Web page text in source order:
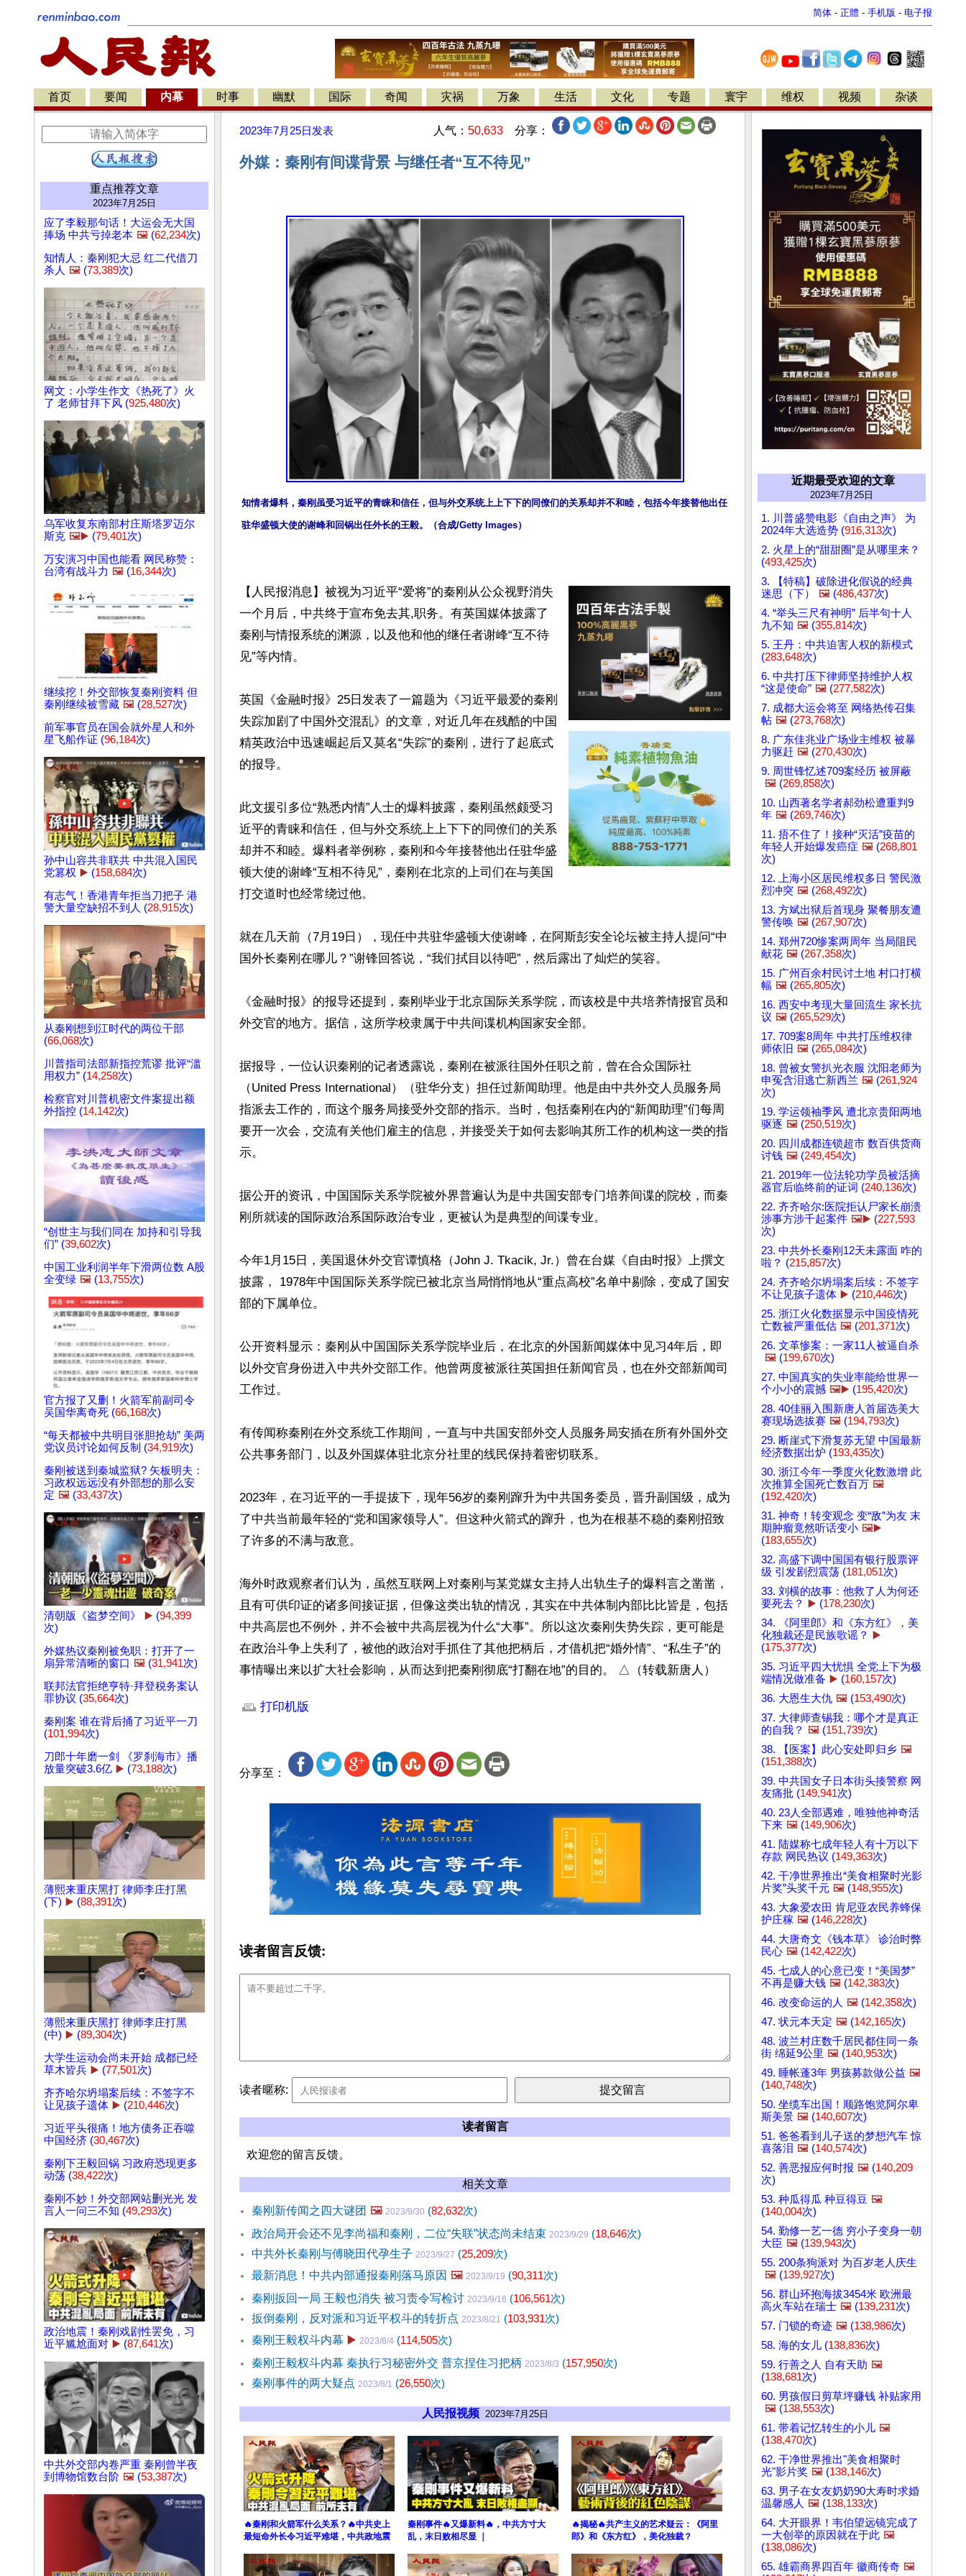
简体 - 正體 - 手机版 - 电子报
首页 要闻 内幕 时事 幽默 国际 奇闻 灾祸 万象 生活 文化 专题 寰宇 维权 视频 杂谈
重点推荐文章
2023年7月25日
应了李毅那句话！大运会无大国
捧场 中共亏掉老本 🖼️ (62,234次)
知情人：秦刚犯大忌 红二代借刀
杀人 🖼️ (73,389次)
网文：小学生作文《热死了》火
了 老师甘拜下风 (925,480次)
乌军收复东南部村庄斯塔罗迈尔
斯克 🖼️▶️ (79,401次)
万安演习中国也能看 网民称赞：
台湾有战斗力 🖼️ (16,344次)
继续挖！外交部恢复秦刚资料 但
秦刚继续被雪藏 🖼️ (28,527次)
前军事官员在国会就外星人和外
星飞船作证 (96,184次)
孙中山容共非联共 中共混入国民
党篡权 ▶️ (158,684次)
有志气！香港青年拒当刀把子 港
警大量空缺招不到人 (28,915次)
从秦刚想到江时代的两位干部
(66,068次)
川普指司法部新指控荒谬 批评“滥
用权力” (14,258次)
检察官对川普机密文件案提出额
外指控 (14,142次)
“创世主与我们同在 加持和引导我
们” (39,602次)
中国工业利润半年下滑两位数 A股
全变绿 🖼️ (13,755次)
官方报了又删！火箭军前副司令
吴国华离奇死 (66,168次)
“每天都被中共明目张胆抢劫” 美两
党议员讨论如何反制 (34,919次)
秦刚被送到秦城监狱? 矢板明夫：
习政权远远没有外部想的那么安
定 🖼️ (33,437次)
清朝版《盗梦空间》 ▶️ (94,399
次)
外媒热议秦刚被免职：打开了一
扇异常清晰的窗口 🖼️ (31,941次)
联邦法官拒绝亨特·拜登税务案认
罪协议 (35,664次)
秦刚案 谁在背后捅了习近平一刀
(101,994次)
刀郎十年磨一剑 《罗刹海市》播
放量突破3.6亿 ▶️ (73,188次)
薄熙来重庆黑打 律师李庄打黑
(下) ▶️ (88,391次)
薄熙来重庆黑打 律师李庄打黑
(中) ▶️ (89,304次)
大学生运动会尚未开始 成都已经
草木皆兵 ▶️ (77,501次)
齐齐哈尔坍塌案后续：不签字不
让见孩子遗体 ▶️ (210,446次)
习近平头很痛！地方债务正吞噬
中国经济 (30,467次)
秦刚下王毅回锅 习政府恐现更多
动荡 (38,422次)
秦刚不妙！外交部网站删光光 发
言人一问三不知 (49,293次)
政治地震！秦刚戏剧性罢免，习
近平尴尬面对 ▶️ (87,641次)
中共外交部内卷严重 秦刚曾半夜
到博物馆数台阶 🖼️ (53,387次)
2023年7月25日 发表 人气： 50,633 分享：
外媒：秦刚有间谍背景 与继任者“互不待见”
知情者爆料，秦刚虽受习近平的青睐和信任，但与外交系统上上下下的同僚们的关系却并不和睦，包括今年接替他出任
驻华盛顿大使的谢峰和回锅出任外长的王毅。（合成/Getty Images）
【人民报消息】被视为习近平“爱将”的秦刚从公众视野消失
一个月后，中共终于宣布免去其,职务。有英国媒体披露了
秦刚与情报系统的渊源，以及他和他的继任者谢峰“互不待
见”等内情。
英国《金融时报》25日发表了一篇题为《习近平最爱的秦刚
失踪加剧了中国外交混乱》的文章，对近几年在残酷的中国
精英政治中迅速崛起后又莫名“失踪”的秦刚，进行了起底式
的报导。
此文援引多位“熟悉内情”人士的爆料披露，秦刚虽然颇受习
近平的青睐和信任，但与外交系统上上下下的同僚们的关系
却并不和睦。爆料者举例称，秦刚和今年接替他出任驻华盛
顿大使的谢峰“互相不待见”，秦刚在北京的上司们在与美国
打交道时也经常绕过他。
就在几天前（7月19日），现任中共驻华盛顿大使谢峰，在阿斯彭安全论坛被主持人提问“中
国外长秦刚在哪儿？”谢锋回答说，“我们拭目以待吧”，然后露出了灿烂的笑容。
《金融时报》的报导还提到，秦刚毕业于北京国际关系学院，而该校是中共培养情报官员和
外交官的地方。据信，这所学校隶属于中共间谍机构国家安全部。
据报导，一位认识秦刚的记者透露说，秦刚在被派往国外任职之前，曾在合众国际社
（United Press International）（驻华分支）担任过新闻助理。他是由中共外交人员服务局
指派去工作的，而这个服务局接受外交部的指示。当时，包括秦刚在内的“新闻助理”们每周
要开一次会，交流有关他们雇主的信息，并接受关于如何去影响其所工作的机构这一类的指
示。
据公开的资讯，中国国际关系学院被外界普遍认为是中共国安部专门培养间谍的院校，而秦
刚所就读的国际政治系国际政治专业，更被认为是典型的间谍专业。
今年1月15日，美国退休外交官谭慎格（John J. Tkacik, Jr.）曾在台媒《自由时报》上撰文
披露， 1978年中国国际关系学院已被北京当局悄悄地从“重点高校”名单中剔除，变成了国安
部的下属单位。
公开资料显示：秦刚从中国国际关系学院毕业后，在北京的外国新闻媒体中见习4年后，即
以外交官身份进入中共外交部工作。他曾两度被派往英国担任新闻官员，也在外交部新闻司
工作过。
有传闻称秦刚在外交系统工作期间，一直与中共国安部外交人员服务局安插在所有外国外交
公共事务部门，以及外国媒体驻北京分社里的线民保持着密切联系。
2023年，在习近平的一手提拔下，现年56岁的秦刚蹿升为中共国务委员，晋升副国级，成为
了中共当前最年轻的“党和国家领导人”。但这种火箭式的蹿升，也为在根基不稳的秦刚招致
了许多的不满与敌意。
海外时政观察者们认为，虽然互联网上对秦刚与某党媒女主持人出轨生子的爆料言之凿凿，
且有可供印证的诸多间接证据，但像这类出轨的情况，其实在中共体制内部比比皆是，包括
中共高层也不例外，并不会被中共高层视为什么“大事”。所以这次秦刚失势失踪，更可能是
在政治斗争上失利了，被他的政治对手抓住了其他把柄后，才借机把“婚外情”、“私生子”的
事情曝出来以扩大社会影响，从而达到把秦刚彻底“打翻在地”的目的。 △（转载新唐人）
打印机版
分享至：
读者留言反馈:
读者暱称:
读者留言
欢迎您的留言反馈。
相关文章
秦刚新传闻之四大谜团 🖼️ 2023/9/30 (82,632次)
政治局开会还不见李尚福和秦刚，二位“失联”状态尚未结束 2023/9/29 (18,646次)
中共外长秦刚与傅晓田代孕生子 2023/9/27 (25,209次)
最新消息！中共内部通报秦刚落马原因 🖼️ 2023/9/19 (90,311次)
秦刚扳回一局 王毅也消失 被习责令写检讨 2023/9/16 (106,561次)
扳倒秦刚，反对派和习近平权斗的转折点 2023/8/21 (103,931次)
秦刚王毅权斗内幕 ▶️ 2023/8/4 (114,505次)
秦刚王毅权斗内幕 秦执行习秘密外交 普京捏住习把柄 2023/8/3 (157,950次)
秦刚事件的两大疑点 2023/8/1 (26,550次)
人民报视频 2023年7月25日
🔥秦刚和火箭军什么关系？🔥中共史上
最短命外长令习近平难堪，中共政地震
秦刚事件🔥又爆新料🔥，中共方寸大
乱，末日败相尽显 ｜
🔥揭秘🔥共产主义的艺术疑云：《阿里
郎》和《东方红》，美化独裁？
近期最受欢迎的文章
2023年7月25日
1. 川普盛赞电影《自由之声》 为
2024年大选造势 (916,313次)
2. 火星上的“甜甜圈”是从哪里来？
(493,425次)
3. 【特稿】破除进化假说的经典
迷思（下）
🖼️ (486,437次)
4. “举头三尺有神明” 后半句十人
九不知 🖼️ (355,814次)
5. 王丹：中共迫害人权的新模式
(283,648次)
6. 中共打压下律师坚持维护人权
“这是使命” 🖼️ (277,582次)
7. 成都大运会将至 网络热传召集
帖 🖼️ (273,768次)
8. 广东佳兆业广场业主维权 被暴
力驱赶 🖼️ (270,430次)
9. 周世锋忆述709案经历 被屏蔽
🖼️ (269,858次)
10. 山西著名学者郝劲松遭重判9
年 🖼️ (269,746次)
11. 捂不住了！接种“灭活”疫苗的
年轻人开始爆发癌症 🖼️ (268,801
次)
12. 上海小区居民维权多日 警民激
烈冲突 🖼️ (268,492次)
13. 方斌出狱后首现身 聚餐朋友遭
警传唤 🖼️ (267,907次)
14. 郑州720惨案两周年 当局阻民
献花 🖼️ (267,358次)
15. 广州百余村民讨土地 村口打横
幅 🖼️ (265,805次)
16. 西安中考现大量回流生 家长抗
议 🖼️ (265,529次)
17. 709案8周年 中共打压维权律
师依旧 🖼️ (265,084次)
18. 曾被女警扒光衣服 沈阳老师为
申冤含泪逃亡新西兰 🖼️ (261,924
次)
19. 学运领袖季风 遭北京贵阳两地
驱逐 🖼️ (250,519次)
20. 四川成都连锁超市 数百供货商
讨钱 🖼️ (249,454次)
21. 2019年一位法轮功学员被活摘
器官后临终前的证词 (240,136次)
22. 齐齐哈尔:医院拒认尸家长崩溃
涉事方涉千起案件 🖼️▶️ (227,593
次)
23. 中共外长秦刚12天未露面 咋的
啦？ (215,857次)
24. 齐齐哈尔坍塌案后续：不签字
不让见孩子遗体 ▶️ (210,446次)
25. 浙江火化数据显示中国疫情死
亡数被严重低估 🖼️ (201,371次)
26. 文革惨案：一家11人被逼自杀
🖼️ (199,670次)
27. 中国真实的失业率能给世界一
个小小的震撼 🖼️▶️ (195,420次)
28. 40佳丽入围新唐人首届选美大
赛现场选拔赛 🖼️ (194,793次)
29. 断崖式下滑复苏无望 中国最新
经济数据出炉 (193,435次)
30. 浙江今年一季度火化数激增 此
次推算全国死亡数百万 🖼️
(192,420次)
31. 神奇！转变观念 变“敌”为友 末
期肿瘤竟然听话变小 🖼️▶️
(183,655次)
32. 高盛下调中国国有银行股票评
级 引发剧烈震荡 (181,051次)
33. 刘横的故事：他救了人为何还
要死去？ ▶️ (178,230次)
34. 《阿里郎》和《东方红》，美
化独裁还是民族歌谣？ ▶️
(175,377次)
35. 习近平四大忧惧 全党上下为极
端情况做准备 ▶️ (160,157次)
36. 大恩生大仇 🖼️ (153,490次)
37. 大律师查锡我：哪个才是真正
的自我？ 🖼️ (151,739次)
38. 【医案】此心安处即归乡 🖼️
(151,388次)
39. 中共国女子日本街头揍警察 网
友痛批 (149,941次)
40. 23人全部遇难，唯独他神奇活
下来 🖼️ (149,906次)
41. 陆媒称七成年轻人有十万以下
存款 网民热议 (149,363次)
42. 干净世界推出“美食相聚时光影
片奖”头奖千元 🖼️ (148,955次)
43. 大象爱农田 肯尼亚农民养蜂保
护庄稼 🖼️ (146,228次)
44. 大唐奇文《钱本草》 诊治时弊
民心 🖼️ (142,422次)
45. 七成人的心意已变！“美国梦”
不再是赚大钱 🖼️ (142,383次)
46. 改变命运的人 🖼️ (142,358次)
47. 状元本天定 🖼️ (142,165次)
48. 波兰村庄数千居民都住同一条
街 绵延9公里 🖼️ (140,953次)
49. 睡帐蓬3年 男孩募款做公益 🖼️
(140,748次)
50. 坐缆车出国！顺路饱览阿尔卑
斯美景 🖼️ (140,607次)
51. 爸爸看到儿子送的梦想汽车 惊
喜落泪 🖼️ (140,574次)
52. 善恶报应何时报 🖼️ (140,209
次)
53. 种瓜得瓜 种豆得豆 🖼️
(140,004次)
54. 勤修一艺一德 穷小子变身一朝
大臣 🖼️ (139,943次)
55. 200条狗派对 为百岁老人庆生
🖼️ (139,927次)
56. 群山环抱海拔3454米 欧洲最
高火车站在瑞士 🖼️ (139,231次)
57. 门锁的奇迹 🖼️ (138,986次)
58. 海的女儿 (138,836次)
59. 行善之人 自有天助 🖼️
(138,681次)
60. 男孩假日剪草坪赚钱 补贴家用
🖼️ (138,553次)
61. 带着记忆转生的小儿 🖼️
(138,470次)
62. 干净世界推出"美食相聚时
光"影片奖 🖼️ (138,146次)
63. 男子在女友奶奶90大寿时求婚
温馨感人 🖼️ (138,133次)
64. 大开眼界！韦伯望远镜完成了
一大创举的原因就在于此 🖼️
(138,086次)
65. 雄霸商界四百年 徽商传奇 🖼️